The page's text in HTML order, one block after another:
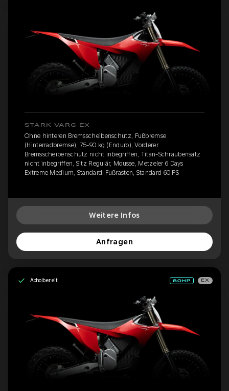
STARK VARG EX
Ohne hinteren Bremsscheibenschutz, Fußbremse
(Hinterradbremse), 75-90 kg (Enduro), Vorderer
Bremsscheibenschutz nicht inbegriffen, Titan-Schraubensatz
nicht inbegriffen, Sitz Regulär, Mousse, Metzeler 6 Days
Extreme Medium, Standard-Fußrasten, Standard 60 PS
Weitere Infos
Anfragen
Abholbereit EX